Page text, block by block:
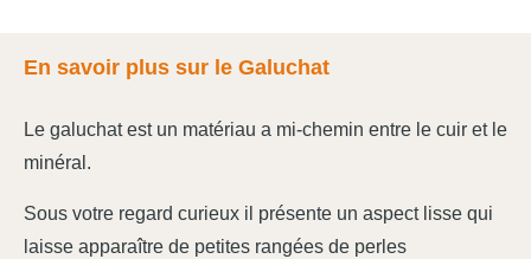
En savoir plus sur le Galuchat
Le galuchat est un matériau a mi-chemin entre le cuir et le
minéral.
Sous votre regard curieux il présente un aspect lisse qui
laisse apparaître de petites rangées de perles